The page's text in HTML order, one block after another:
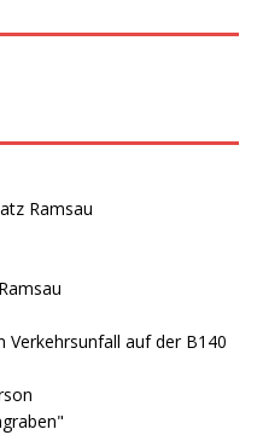
Ramsau
Verkehrsunfall auf der B140